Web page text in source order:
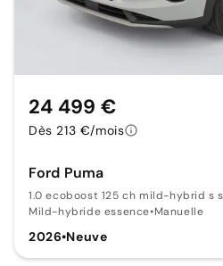
Ford Puma
1.0 ecoboost 125 ch mild-hybrid s
Mild-hybride essence•Manuelle
2026•Neuve
24 499 €
Dès 213 €/mois